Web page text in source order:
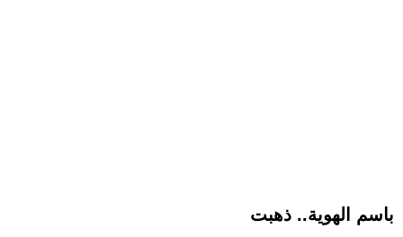
باسم الهوية.. ذهبت